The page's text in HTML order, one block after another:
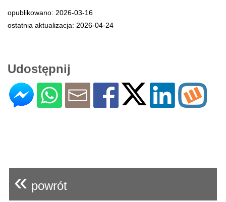
opublikowano: 2026-03-16
ostatnia aktualizacja: 2026-04-24
Udostępnij
« powrót